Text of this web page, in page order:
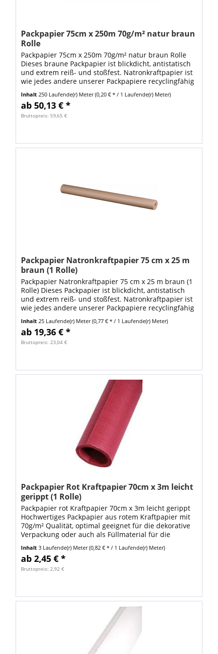
Packpapier 75cm x 250m 70g/m² natur braun
Rolle
Packpapier 75cm x 250m 70g/m² natur braun Rolle
Dieses braune Packpapier ist blickdicht, antistatisch
und extrem reiß- und stoßfest. Natronkraftpapier ist
wie jedes andere unserer Packpapiere recyclingfähig
Inhalt250 Laufende(r) Meter(0,20 € * / 1 Laufende(r) Meter)
ab 50,13 € *
Bruttopreis: 59,65 €
Packpapier Natronkraftpapier 75 cm x 25 m
braun (1 Rolle)
Packpapier Natronkraftpapier 75 cm x 25 m braun (1
Rolle) Dieses Packpapier ist blickdicht, antistatisch
und extrem reiß- und stoßfest. Natronkraftpapier ist
wie jedes andere unserer Packpapiere recyclingfähig
Inhalt25 Laufende(r) Meter(0,77 € * / 1 Laufende(r) Meter)
ab 19,36 € *
Bruttopreis: 23,04 €
Packpapier Rot Kraftpapier 70cm x 3m leicht
gerippt (1 Rolle)
Packpapier rot Kraftpapier 70cm x 3m leicht gerippt
Hochwertiges Packpapier aus rotem Kraftpapier mit
70g/m² Qualität, optimal geeignet für die dekorative
Verpackung oder auch als Füllmaterial für die
Inhalt3 Laufende(r) Meter(0,82 € * / 1 Laufende(r) Meter)
ab 2,45 € *
Bruttopreis: 2,92 €